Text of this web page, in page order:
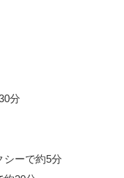
分
ーで約5分